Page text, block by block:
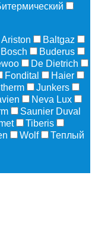
Ariston
Baltgaz
Bosch
Buderus
De Dietrich
Fondital
Haier
Junkers
Neva Lux
Saunier Duval
Tiberis
Wolf
Теплый